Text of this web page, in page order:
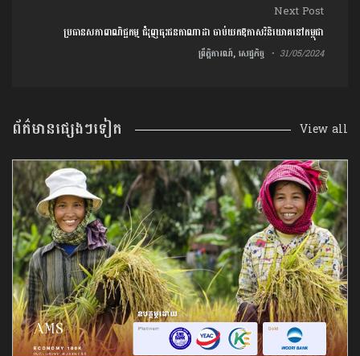
Next Post
ប្រធានសភាពាណិជ្ជកម្ម ជំរុញធុរជនកាណាដា ចាប់យកឱកាសវិនិយោគនៅកម្ពុជា
ព្រឹត្តិការណ៍, សេដ្ឋកិច្ច 31/05/2024
ព័ត៌មានផ្សេងៗទៀត View all